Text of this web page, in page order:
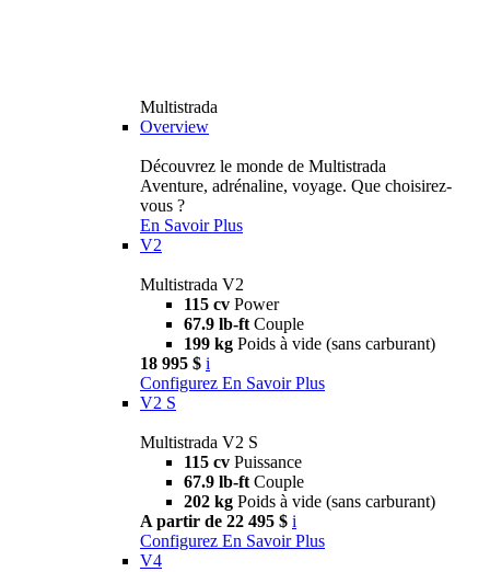
Multistrada
Overview
Découvrez le monde de Multistrada
Aventure, adrénaline, voyage. Que choisirez-
vous ?
En Savoir Plus
V2
Multistrada V2
115 cv Power
67.9 lb-ft Couple
199 kg Poids à vide (sans carburant)
18 995 $ i
Configurez En Savoir Plus
V2 S
Multistrada V2 S
115 cv Puissance
67.9 lb-ft Couple
202 kg Poids à vide (sans carburant)
A partir de 22 495 $ i
Configurez En Savoir Plus
V4